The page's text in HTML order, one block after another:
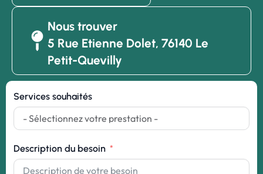
Nous trouver
5 Rue Etienne Dolet, 76140 Le
Petit-Quevilly
Services souhaités
Description du besoin